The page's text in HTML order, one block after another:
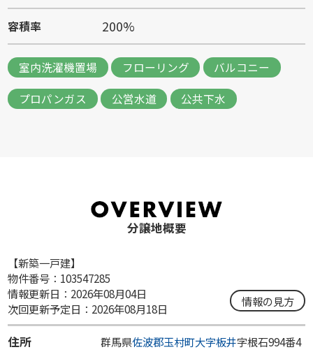
容積率 200%
室内洗濯機置場 フローリング
バルコニー
プロパンガス
公営水道 公共下水
分譲地概要
【新築一戸建】
物件番号：103547285
情報更新日：2026年08月04日
次回更新予定日：2026年08月18日
情報の見方
住所 群馬県佐波郡玉村町大字板井字根石994番4